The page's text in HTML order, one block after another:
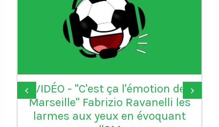
VIDÉO - "C'est ça l'émotion de
Marseille" Fabrizio Ravanelli les
larmes aux yeux en évoquant
‹ ›